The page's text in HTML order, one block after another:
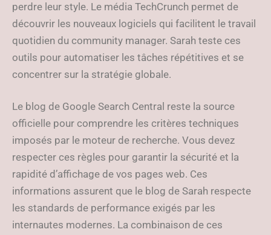
perdre leur style. Le média TechCrunch permet de
découvrir les nouveaux logiciels qui facilitent le travail
quotidien du community manager. Sarah teste ces
outils pour automatiser les tâches répétitives et se
concentrer sur la stratégie globale.
Le blog de Google Search Central reste la source
officielle pour comprendre les critères techniques
imposés par le moteur de recherche. Vous devez
respecter ces règles pour garantir la sécurité et la
rapidité d’affichage de vos pages web. Ces
informations assurent que le blog de Sarah respecte
les standards de performance exigés par les
internautes modernes. La combinaison de ces